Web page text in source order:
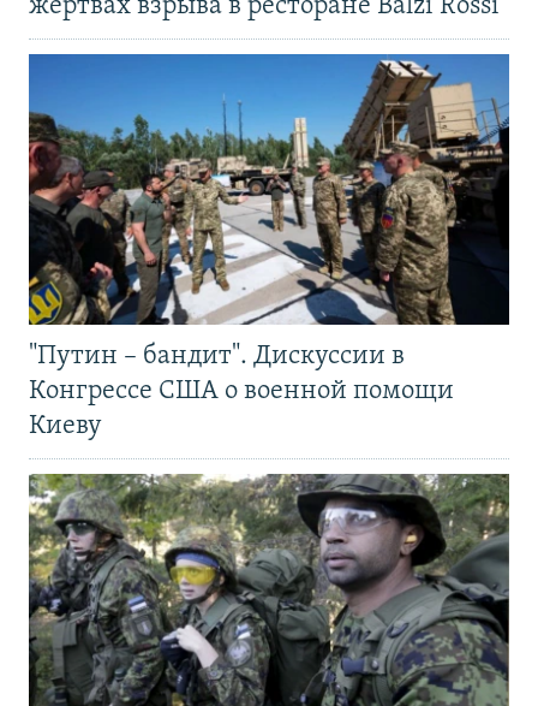
жертвах взрыва в ресторане Balzi Rossi
"Путин – бандит". Дискуссии в
Конгрессе США о военной помощи
Киеву